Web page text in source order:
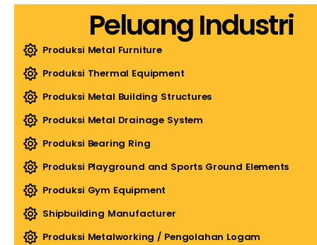
Peluang Industri
Produksi Metal Furniture
Produksi Thermal Equipment
Produksi Metal Building Structures
Produksi Metal Drainage System
Produksi Bearing Ring
Produksi Playground and Sports Ground Elements
Produksi Gym Equipment
Shipbuilding Manufacturer
Produksi Metalworking / Pengolahan Logam